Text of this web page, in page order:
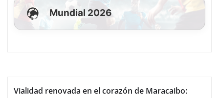
Mundial 2026
Vialidad renovada en el corazón de Maracaibo: